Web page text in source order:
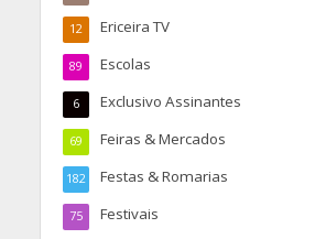
Ericeira TV
12
Escolas
89
Exclusivo Assinantes
6
Feiras & Mercados
69
Festas & Romarias
182
Festivais
75